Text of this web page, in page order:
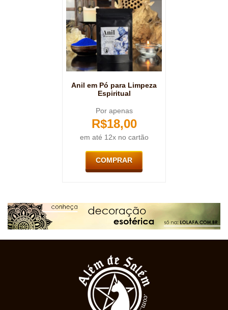
Anil em Pó para Limpeza
Espiritual
Por apenas
R$18,00
em até 12x no cartão
COMPRAR